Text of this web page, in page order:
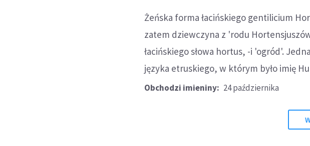
Żeńska forma łacińskiego gentilicium
zatem dziewczyna z 'rodu
łacińskiego słowa hortus, -i 'ogród'.
języka etruskiego, w którym było imię
Obchodzi imieniny: 24 października